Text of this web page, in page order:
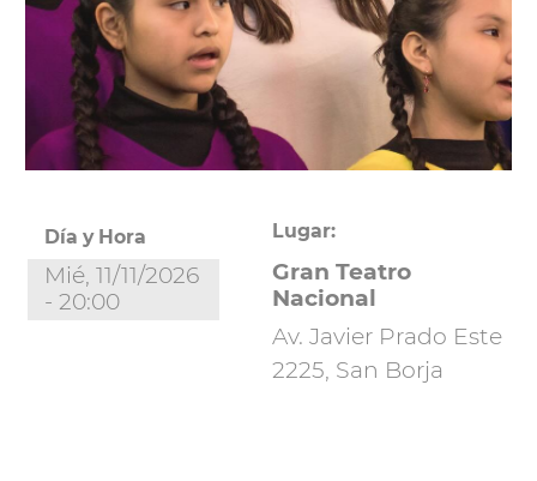
Día y Hora
Mié, 11/11/2026
- 20:00
Lugar:
Gran Teatro
Nacional
Av. Javier Prado Este
2225, San Borja